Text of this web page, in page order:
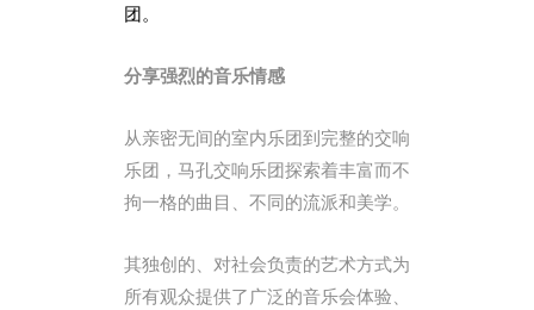
团。
分享强烈的音乐情感
从亲密无间的室内乐团到完整的交响
乐团，马孔交响乐团探索着丰富而不
拘一格的曲目、不同的流派和美学。
其独创的、对社会负责的艺术方式为
所有观众提供了广泛的音乐会体验、